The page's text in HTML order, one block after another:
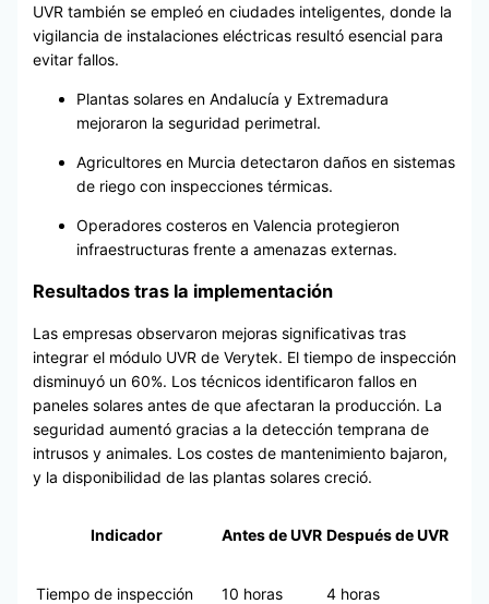
UVR también se empleó en ciudades inteligentes, donde la
vigilancia de instalaciones eléctricas resultó esencial para
evitar fallos.
Plantas solares en Andalucía y Extremadura
mejoraron la seguridad perimetral.
Agricultores en Murcia detectaron daños en sistemas
de riego con inspecciones térmicas.
Operadores costeros en Valencia protegieron
infraestructuras frente a amenazas externas.
Resultados tras la implementación
Las empresas observaron mejoras significativas tras
integrar el módulo UVR de Verytek. El tiempo de inspección
disminuyó un 60%. Los técnicos identificaron fallos en
paneles solares antes de que afectaran la producción. La
seguridad aumentó gracias a la detección temprana de
intrusos y animales. Los costes de mantenimiento bajaron,
y la disponibilidad de las plantas solares creció.
Indicador Antes de UVR Después de UVR
Tiempo de inspección 10 horas 4 horas